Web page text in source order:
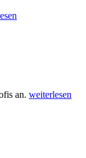
an. weiterlesen